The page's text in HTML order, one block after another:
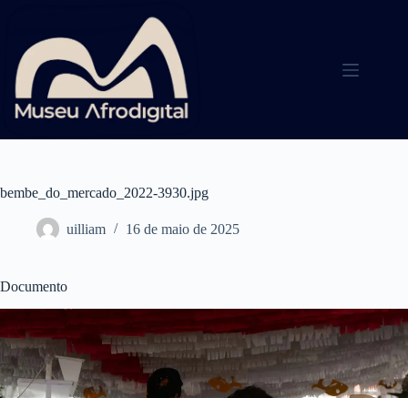
conteúdo
bembe_do_mercado_2022-3930.jpg
uilliam 16 de maio de 2025
Documento